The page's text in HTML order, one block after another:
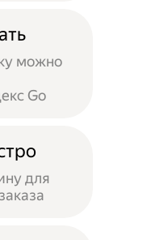
можно
Go
для